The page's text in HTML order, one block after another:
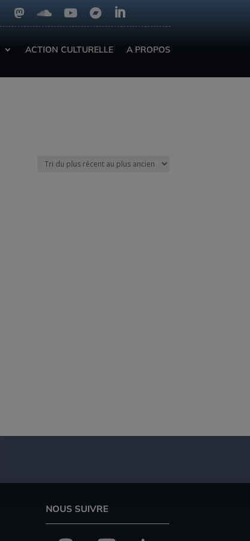
    
ACTION CULTURELLE A PROPOS
NOUS SUIVRE